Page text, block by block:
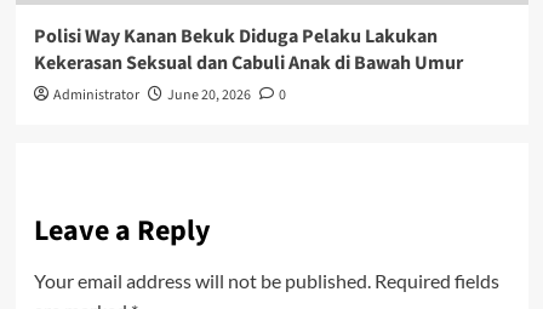
Polisi Way Kanan Bekuk Diduga Pelaku Lakukan
Kekerasan Seksual dan Cabuli Anak di Bawah Umur
Administrator June 20, 2026 0
Leave a Reply
Your email address will not be published. Required fields